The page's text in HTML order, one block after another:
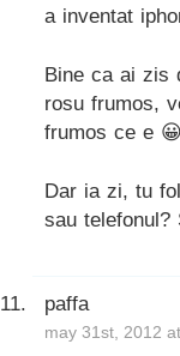
a inventat
Bine ca ai zis
rosu frumos,
frumos ce e
Dar ia zi, tu
sau telefonul?
paffa
may 31st, 2012